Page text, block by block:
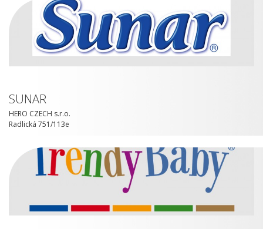
SUNAR
HERO CZECH s.r.o.
Radlická 751/113e